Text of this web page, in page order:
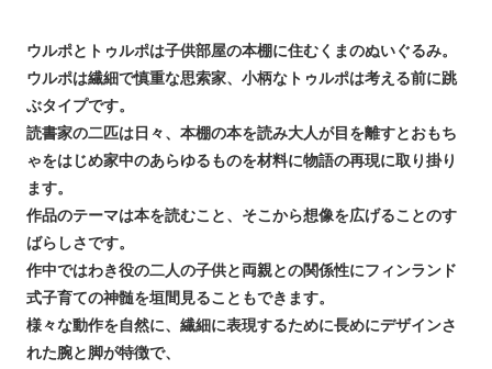
ウルポとトゥルポは子供部屋の本棚に住むくまのぬいぐるみ。
ウルポは繊細で慎重な思索家、小柄なトゥルポは考える前に跳
ぶタイプです。
読書家の二匹は日々、本棚の本を読み大人が目を離すとおもち
ゃをはじめ家中のあらゆるものを材料に物語の再現に取り掛り
ます。
作品のテーマは本を読むこと、そこから想像を広げることのす
ばらしさです。
作中ではわき役の二人の子供と両親との関係性にフィンランド
式子育ての神髄を垣間見ることもできます。
様々な動作を自然に、繊細に表現するために長めにデザインさ
れた腕と脚が特徴で、